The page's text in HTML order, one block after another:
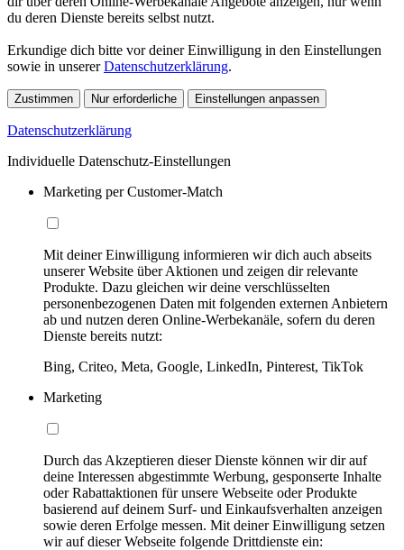
du deren Dienste bereits selbst nutzt.
Erkundige dich bitte vor deiner Einwilligung in den Einstellungen
sowie in unsererDatenschutzerklärung.
Zustimmen Nur erforderliche Einstellungen anpassen
Datenschutzerklärung
Individuelle Datenschutz-Einstellungen
Marketing per Customer-Match
Mit deiner Einwilligung informieren wir dich auch abseits
unserer Website über Aktionen und zeigen dir relevante
Produkte. Dazu gleichen wir deine verschlüsselten
personenbezogenen Daten mit folgenden externen Anbietern
ab und nutzen deren Online-Werbekanäle, sofern du deren
Dienste bereits nutzt:
Bing, Criteo, Meta, Google, LinkedIn, Pinterest, TikTok
Marketing
Durch das Akzeptieren dieser Dienste können wir dir auf
deine Interessen abgestimmte Werbung, gesponserte Inhalte
oder Rabattaktionen für unsere Webseite oder Produkte
basierend auf deinem Surf- und Einkaufsverhalten anzeigen
sowie deren Erfolge messen. Mit deiner Einwilligung setzen
wir auf dieser Webseite folgende Drittdienste ein: